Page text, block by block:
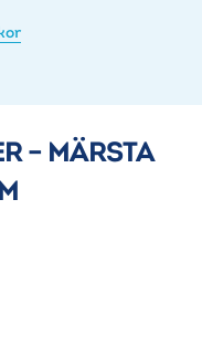
– MÄRSTA